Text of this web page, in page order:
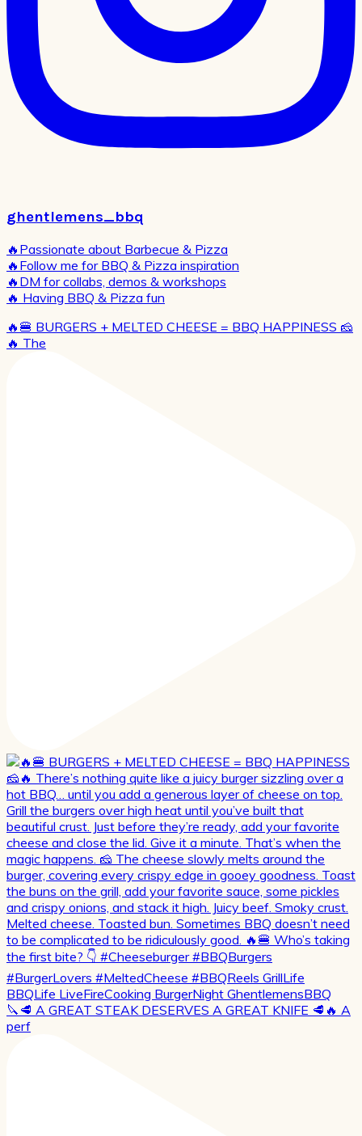
ghentlemens_bbq
🔥Passionate about Barbecue & Pizza
🔥Follow me for BBQ & Pizza inspiration
🔥DM for collabs, demos & workshops
🔥 Having BBQ & Pizza fun
🔥🍔 BURGERS + MELTED CHEESE = BBQ HAPPINESS 🧀
🔥 The
🔪🥩 A GREAT STEAK DESERVES A GREAT KNIFE 🥩🔥 A
perf